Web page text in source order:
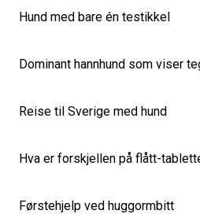
Hund med bare én testikkel
Dominant hannhund som viser
Reise til Sverige med hund
Hva er forskjellen på flått-
Førstehjelp ved huggormbitt